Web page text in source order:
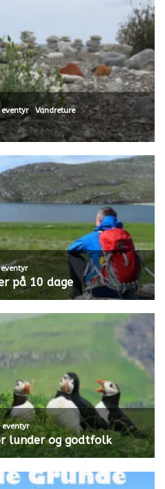
,Vandreture
på 10 dage
eventyr
lunder og godtfolk